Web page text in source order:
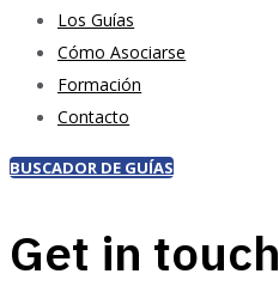
Los Guías
Cómo Asociarse
Formación
Contacto
BUSCADOR DE GUÍAS
Get in touch